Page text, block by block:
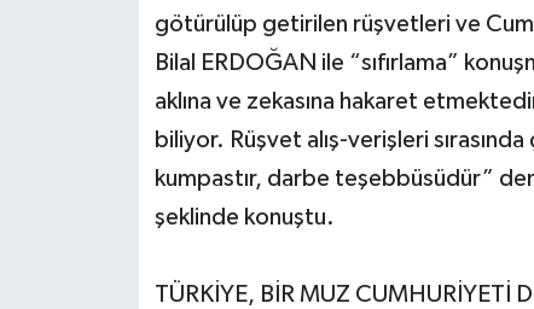
götürülüp getirilen rüşvetleri ve
Bilal ERDOĞAN ile “sıfırlama”
aklına ve zekasına hakaret
biliyor. Rüşvet alış-verişleri
kumpastır, darbe teşebbüsüdür”
şeklinde konuştu.
TÜRKİYE, BİR MUZ CUMHURİYETİ